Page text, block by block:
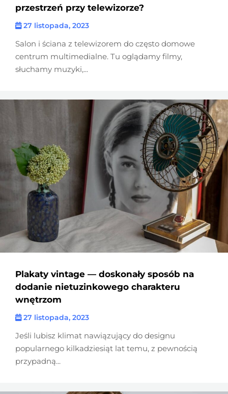
przestrzeń przy telewizorze?
27 listopada, 2023
Salon i ściana z telewizorem do często domowe
centrum multimedialne. Tu oglądamy filmy,
słuchamy muzyki,...
Plakaty vintage — doskonały sposób na
dodanie nietuzinkowego charakteru
wnętrzom
27 listopada, 2023
Jeśli lubisz klimat nawiązujący do designu
popularnego kilkadziesiąt lat temu, z pewnością
przypadną...